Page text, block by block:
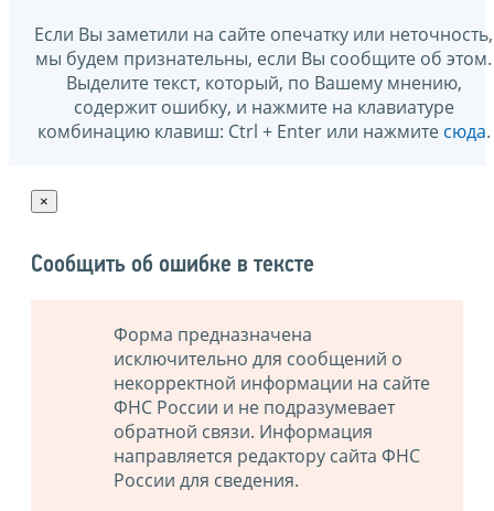
Если Вы заметили на сайте опечатку или неточность,
мы будем признательны, если Вы сообщите об этом.
Выделите текст, который, по Вашему мнению,
содержит ошибку, и нажмите на клавиатуре
комбинацию клавиш: Ctrl + Enter или нажмите сюда.
×
Сообщить об ошибке в тексте
Форма предназначена
исключительно для сообщений о
некорректной информации на сайте
ФНС России и не подразумевает
обратной связи. Информация
направляется редактору сайта ФНС
России для сведения.